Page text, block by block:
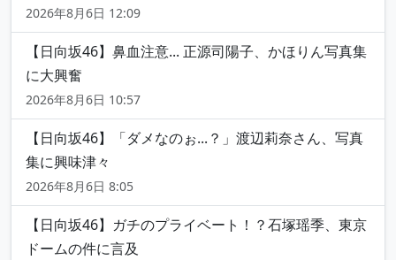
2026年8月6日 12:09
【日向坂46】鼻血注意... 正源司陽子、かほりん写真集
に大興奮
2026年8月6日 10:57
【日向坂46】「ダメなのぉ...？」渡辺莉奈さん、写真
集に興味津々
2026年8月6日 8:05
【日向坂46】ガチのプライベート！？石塚瑶季、東京
ドームの件に言及